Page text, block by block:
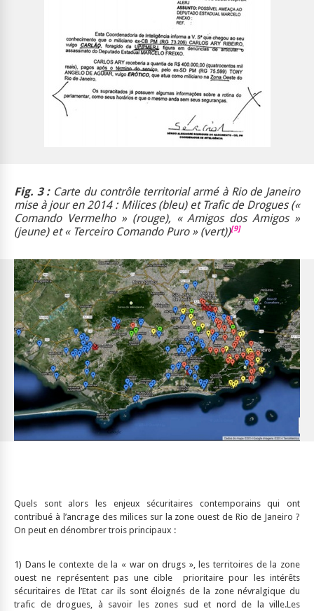
Fig. 3: Carte du contrôle territorial armé à Rio de Janeiro
mise à jouren2014: Milices (bleu) et Trafic de Drogues («
Comando Vermelho » (rouge), «Amigos dos Amigos »
(jeune) et « Terceiro Comando Puro » (vert))[9]
Quels sont alors les enjeux sécuritaires contemporains qui ont
contribué à l’ancrage des milices sur la zone ouest de Rio de Janeiro ?
On peut en dénombrer trois principaux :
1) Dans le contexte de la « war on drugs », les territoires de la zone
ouest ne représentent pas une cible prioritaire pour les intérêts
sécuritaires de l’Etat car ils sont éloignés de la zone névralgique du
trafic de drogues, à savoir les zones sud et nord de la ville.Les